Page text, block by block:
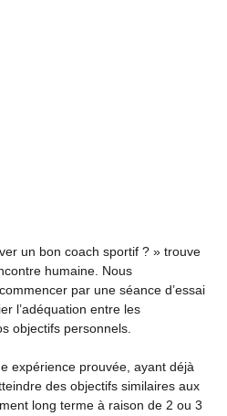
un bon coach sportif ? » trouve
humaine. Nous
par une séance d’essai
l’adéquation entre les
objectifs personnels.
expérience prouvée, ayant déjà
des objectifs similaires aux
long terme à raison de 2 ou 3